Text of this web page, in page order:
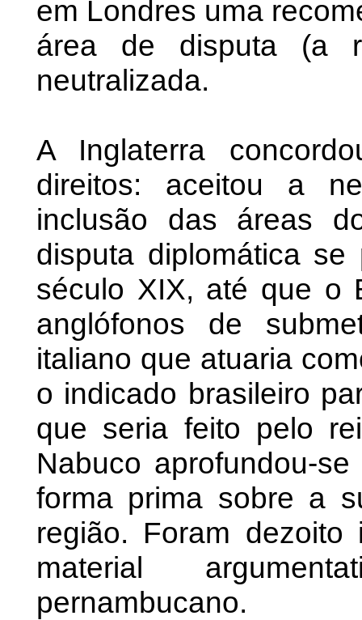
em Londres uma
área de disputa (a
neutralizada.
A Inglaterra
direitos: aceitou a
inclusão das áreas
disputa diplomática
século XIX, até que o
anglófonos de
italiano que atuaria
o indicado brasileiro
que seria feito pelo
Nabuco aprofundou-
forma prima sobre a
região. Foram dezoito
material
pernambucano.